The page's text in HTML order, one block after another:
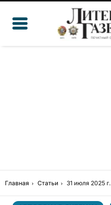
Главная Статьи 31 июля 2025 г.